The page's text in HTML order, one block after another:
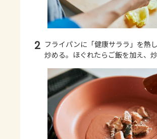
2 フライパンに「健康サララ」を熱
炒める。ほぐれたらご飯を加え、炒